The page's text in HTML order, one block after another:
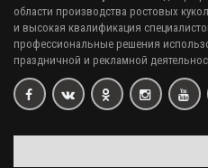
70
74
области производства ростовых
и высокая квалификация
профессиональные решения
праздничной и рекламной